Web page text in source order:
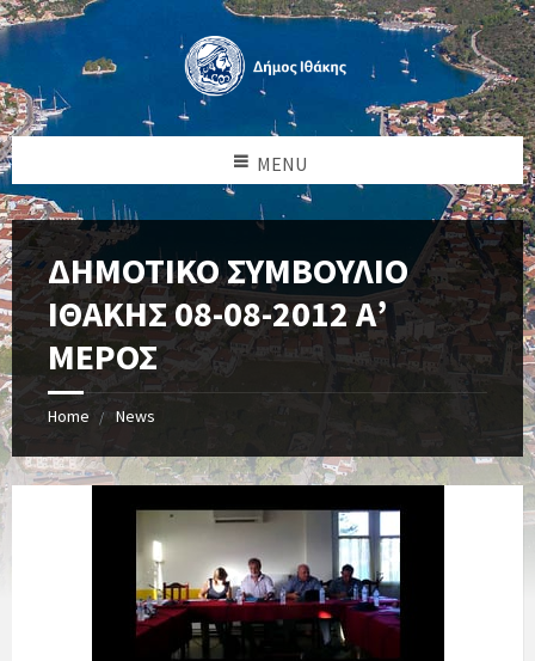
MENU
ΔΗΜΟΤΙΚΟ ΣΥΜΒΟΥΛΙΟ
ΙΘΑΚΗΣ 08-08-2012 Α’
ΜΕΡΟΣ
Home News